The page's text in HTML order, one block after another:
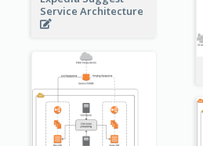
Service Architecture